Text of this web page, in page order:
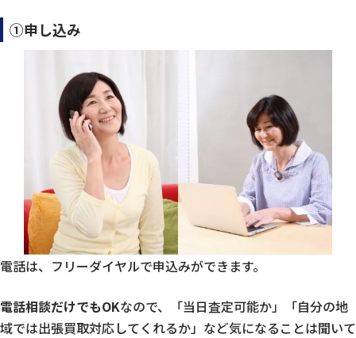
①申し込み
電話は、フリーダイヤルで申込みができます。
電話相談だけでもOKなので、「当日査定可能か」「自分の地
域では出張買取対応してくれるか」など気になることは聞いて